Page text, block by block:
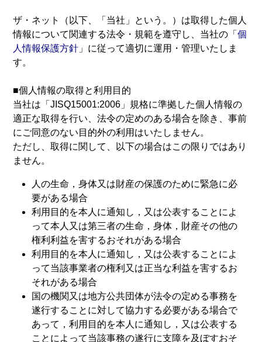
ザ・ネット（以下、「当社」という。）は取得した個人
情報について関連する法令・規範を遵守し、当社の「 個
人情報保護方針」に従って適切に運用・管理いたしま
す。
■個人情報の取得と利用目的
当社は「JISQ15001:2006」規格に準拠した個人情報の
適正な取得を行い、法令の定めのある場合を除き、事前
にご同意のない目的外の利用はいたしません。
ただし、取得に関して、以下の場合はこの限りではあり
ません。
人の生命，身体又は財産の保護のために緊急に必
要がある場合
利用目的を本人に通知し，又は公表することによ
って本人又は第三者の生命，身体，財産その他の
権利利益を害するおそれがある場合
利用目的を本人に通知し，又は公表することによ
って当該事業者の権利又は正当な利益を害するお
それがある場合
国の機関又は地方公共団体が法令の定める事務を
遂行することに対して協力する必要がある場合で
あって，利用目的を本人に通知し，又は公表する
ことによって当該事務の遂行に支障を及ぼすおそ